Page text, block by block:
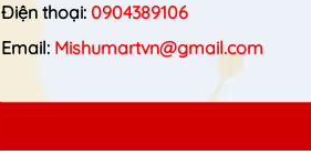
Điện thoại: 0904389106
Email: Mishumartvn@gmail.com